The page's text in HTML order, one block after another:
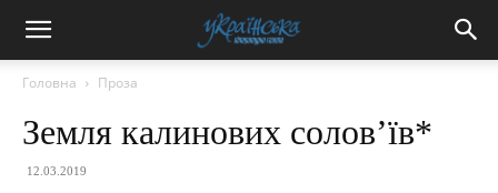
Головна Проза
Земля калинових солов’їв*
12.03.2019